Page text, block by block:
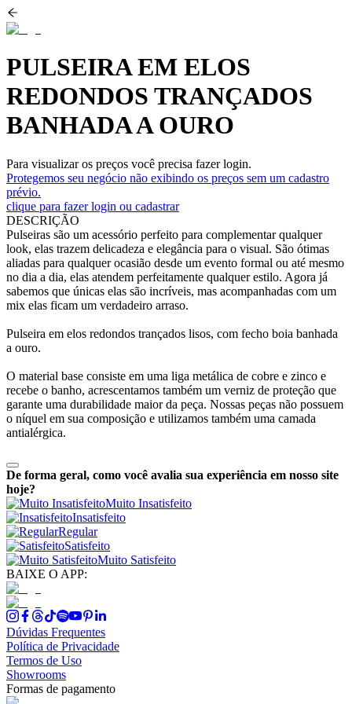
PULSEIRA EM ELOS
REDONDOS TRANÇADOS
BANHADA A OURO
Para visualizar os preços você precisa fazer login.
Protegemos seu negócio não exibindo os preços sem um cadastro
prévio.
clique para fazer login ou cadastrar
DESCRIÇÃO
Pulseiras são um acessório perfeito para complementar qualquer
look, elas trazem delicadeza e elegância para o visual. São ótimas
aliadas para qualquer ocasião desde um evento formal ou até mesmo
no dia a dia, elas atendem perfeitamente qualquer estilo. Agora já
sabemos que únicas elas são incríveis, mas acompanhadas com um
mix elas ficam um verdadeiro arraso.
Pulseira em elos redondos trançados lisos, com fecho boia banhada
a ouro.
O material base consiste em uma liga metálica de cobre e zinco e
recebe o banho, acrescentamos também um verniz de proteção que
garante uma durabilidade maior da peça. Nossas peças não possuem
o níquel em sua composição e utilizamos também uma camada
antialérgica.
De forma geral, como você avalia sua experiência em nosso site
hoje?
Muito Insatisfeito
Insatisfeito
Regular
Satisfeito
Muito Satisfeito
BAIXE O APP:
Dúvidas Frequentes
Política de Privacidade
Termos de Uso
Showrooms
Formas de pagamento